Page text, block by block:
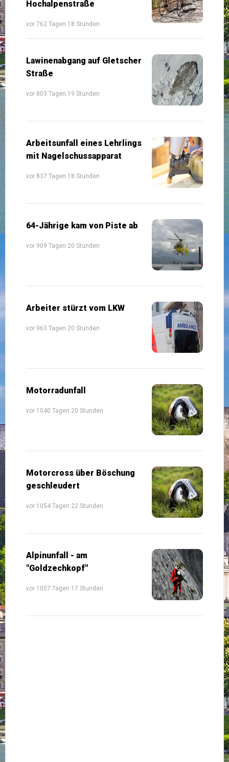
Hochalpenstraße
vor 762 Tagen 18 Stunden
Lawinenabgang auf Gletscher
Straße
vor 803 Tagen 19 Stunden
Arbeitsunfall eines Lehrlings
mit Nagelschussapparat
vor 837 Tagen 18 Stunden
64-Jährige kam von Piste ab
vor 909 Tagen 20 Stunden
Arbeiter stürzt vom LKW
vor 963 Tagen 20 Stunden
Motorradunfall
vor 1040 Tagen 20 Stunden
Motorcross über Böschung
geschleudert
vor 1054 Tagen 22 Stunden
Alpinunfall - am
"Goldzechkopf"
vor 1057 Tagen 17 Stunden